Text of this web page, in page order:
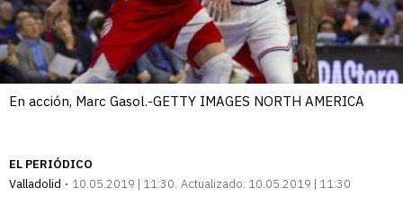
En acción, Marc Gasol.-GETTY IMAGES NORTH AMERICA
EL PERIÓDICO
Valladolid
10.05.2019 | 11:30 Actualizado: 10.05.2019 | 11:30